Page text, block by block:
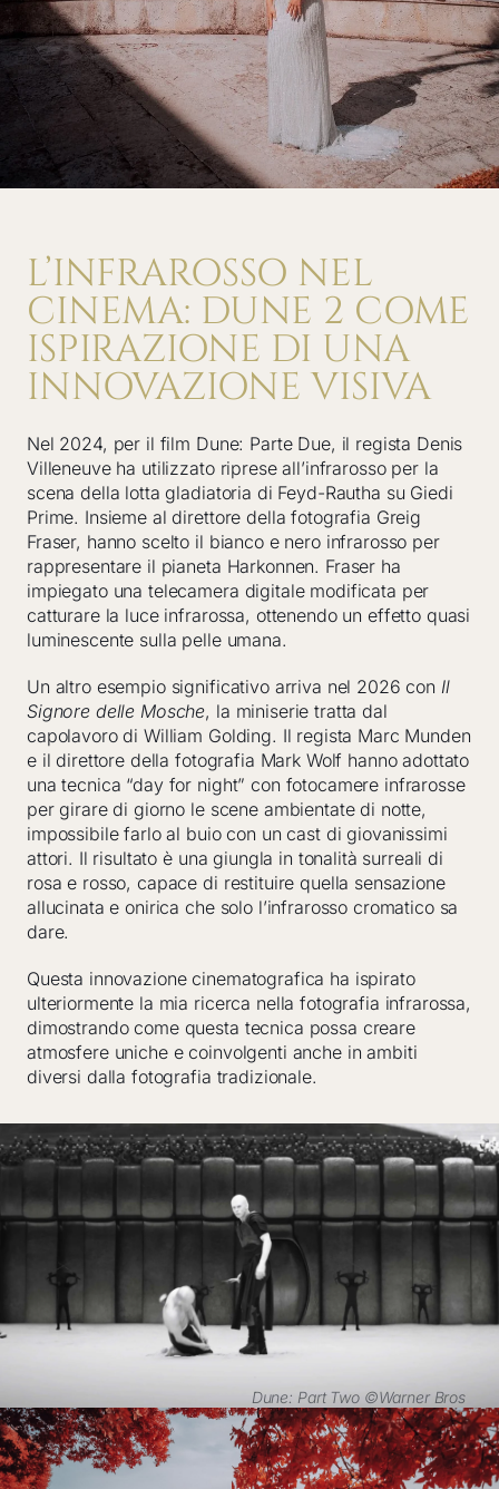
L’INFRAROSSO NEL
CINEMA: DUNE 2 COME
ISPIRAZIONE DI UNA
INNOVAZIONE VISIVA
Nel 2024, per il film Dune: Parte Due, il regista Denis
Villeneuve ha utilizzato riprese all’infrarosso per la
scena della lotta gladiatoria di Feyd-Rautha su Giedi
Prime. Insieme al direttore della fotografia Greig
Fraser, hanno scelto il bianco e nero infrarosso per
rappresentare il pianeta Harkonnen. Fraser ha
impiegato una telecamera digitale modificata per
catturare la luce infrarossa, ottenendo un effetto quasi
luminescente sulla pelle umana.
Un altro esempio significativo arriva nel 2026 con Il
Signore delle Mosche, la miniserie tratta dal
capolavoro di William Golding. Il regista Marc Munden
e il direttore della fotografia Mark Wolf hanno adottato
una tecnica “day for night” con fotocamere infrarosse
per girare di giorno le scene ambientate di notte,
impossibile farlo al buio con un cast di giovanissimi
attori. Il risultato è una giungla in tonalità surreali di
rosa e rosso, capace di restituire quella sensazione
allucinata e onirica che solo l’infrarosso cromatico sa
dare.
Questa innovazione cinematografica ha ispirato
ulteriormente la mia ricerca nella fotografia infrarossa,
dimostrando come questa tecnica possa creare
atmosfere uniche e coinvolgenti anche in ambiti
diversi dalla fotografia tradizionale.
Dune: Part Two ©Warner Bros